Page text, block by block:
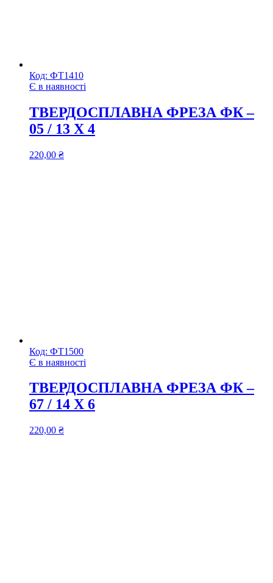
Код: ФТ1410
Є в наявності
ТВЕРДОСПЛАВНА ФРЕЗА ФК –
05 / 13 Х 4
220,00 ₴
Код: ФТ1500
Є в наявності
ТВЕРДОСПЛАВНА ФРЕЗА ФК –
67 / 14 Х 6
220,00 ₴